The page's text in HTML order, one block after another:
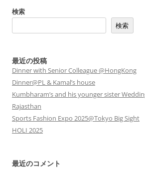
検索
検索
最近の投稿
Dinner with Senior Colleague @HongKong
Dinner@PL & Kamal’s house
Kumbharam’s and his younger sister
Rajasthan
Sports Fashion Expo 2025@Tokyo Big Sight
HOLI 2025
最近のコメント